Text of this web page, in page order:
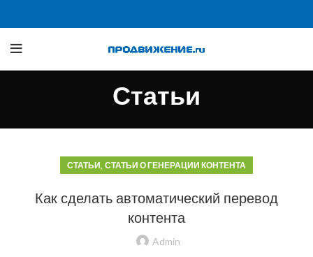
Статьи
СТАТЬИ, СТАТЬИ О ГЕНЕРАЦИИ КОНТЕНТА
Как сделать автоматический перевод
контента
Admin